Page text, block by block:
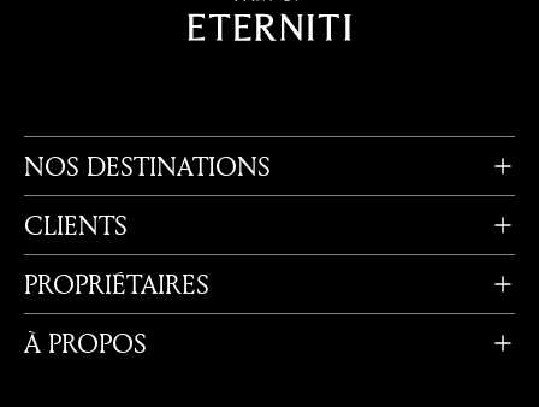
NOS DESTINATIONS
CLIENTS
PROPRIÉTAIRES
À PROPOS